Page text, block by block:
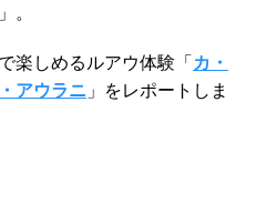
。
楽しめるルアウ体験「カ・
アウラニ 」をレポートしま